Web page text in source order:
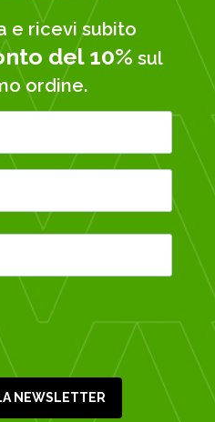
e ricevi subito
del 10% sul
ordine.
NEWSLETTER